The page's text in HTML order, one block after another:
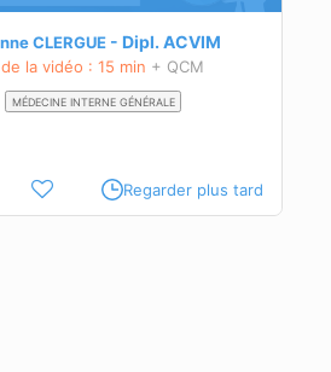
CLERGUE Dipl. ACVIM
la vidéo : 15 min + QCM
MÉDECINE INTERNE GÉNÉRALE
Regarder plus tard